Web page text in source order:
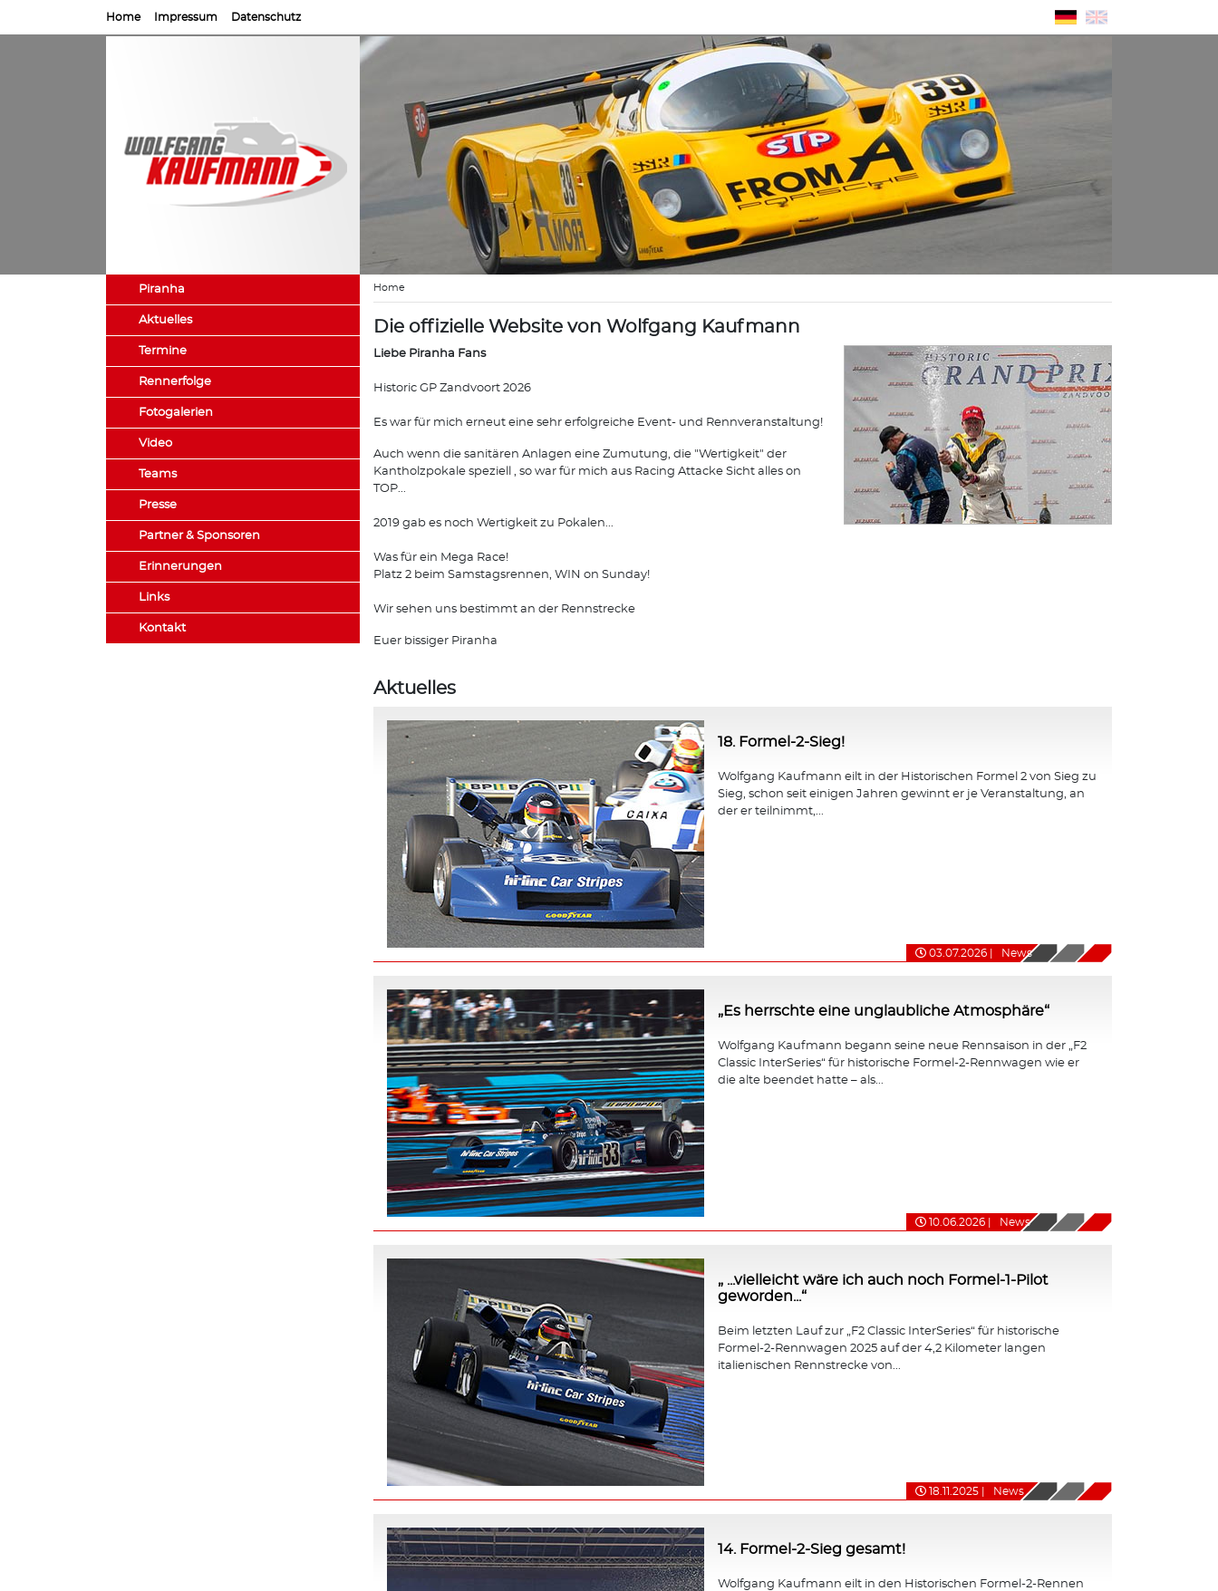
Home Impressum Datenschutz
Piranha
Aktuelles
Termine
Rennerfolge
Fotogalerien
Video
Teams
Presse
Partner & Sponsoren
Erinnerungen
Links
Kontakt
Home
Die offizielle Website von Wolfgang Kaufmann
Liebe Piranha Fans
Historic GP Zandvoort 2026
Es war für mich erneut eine sehr erfolgreiche Event- und Rennveranstaltung!
Auch wenn die sanitären Anlagen eine Zumutung, die "Wertigkeit" der
Kantholzpokale speziell , so war für mich aus Racing Attacke Sicht alles on
TOP...
2019 gab es noch Wertigkeit zu Pokalen...
Was für ein Mega Race!
Platz 2 beim Samstagsrennen, WIN on Sunday!
Wir sehen uns bestimmt an der Rennstrecke
Euer bissiger Piranha
Aktuelles
18. Formel-2-Sieg!
Wolfgang Kaufmann eilt in der Historischen Formel 2 von Sieg zu
Sieg, schon seit einigen Jahren gewinnt er je Veranstaltung, an
der er teilnimmt,...
03.07.2026 News
„Es herrschte eine unglaubliche Atmosphäre“
Wolfgang Kaufmann begann seine neue Rennsaison in der „F2
Classic InterSeries“ für historische Formel-2-Rennwagen wie er
die alte beendet hatte – als...
10.06.2026 News
„ ...vielleicht wäre ich auch noch Formel-1-Pilot
geworden...“
Beim letzten Lauf zur „F2 Classic InterSeries“ für historische
Formel-2-Rennwagen 2025 auf der 4,2 Kilometer langen
italienischen Rennstrecke von...
18.11.2025 News
14. Formel-2-Sieg gesamt!
Wolfgang Kaufmann eilt in den Historischen Formel-2-Rennen